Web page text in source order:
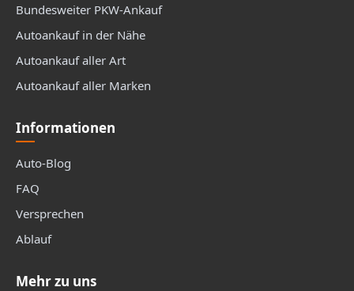
Bundesweiter PKW-Ankauf
Autoankauf in der Nähe
Autoankauf aller Art
Autoankauf aller Marken
Informationen
Auto-Blog
FAQ
Versprechen
Ablauf
Mehr zu uns